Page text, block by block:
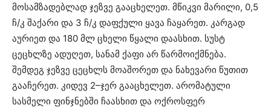
მოსამზადებლად ჯეზვე გააცხელეთ. მწიკვი მარილი, 0,5
ჩ/კ შაქარი და 3 ჩ/კ დაფქული ყავა ჩაყარეთ. კარგად
აურიეთ და 180 მლ ცხელი წყალი დაასხით. სუსტ
ცეცხლზე ადუღეთ, სანამ ქაფი არ წარმოიქმნება.
შემდეგ ჯეზვე ცეცხლს მოაშორეთ და ნახევარი წუთით
გააჩერეთ. კიდევ 2–ჯერ გააცხელეთ. არომატული
სასმელი ფინჯნებში ჩაასხით და ოქროსფერ